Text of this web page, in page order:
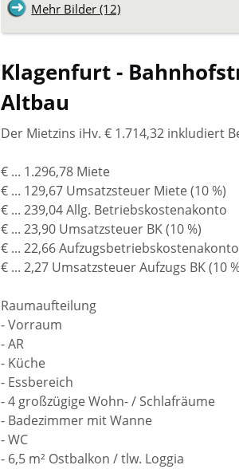
Mehr Bilder (12)
Klagenfurt -
Altbau
Der Mietzins iHv. € 1.714,32 inkludiert
€ ... 1.296,78 Miete
€ ... 129,67 Umsatzsteuer Miete (10 %)
€ ... 239,04 Allg. Betriebskostenakonto
€ ... 23,90 Umsatzsteuer BK (10 %)
€ ... 22,66 Aufzugsbetriebskostenakonto
€ ... 2,27 Umsatzsteuer Aufzugs BK (10
Raumaufteilung
- Vorraum
- AR
- Küche
- Essbereich
- 4 großzügige Wohn- / Schlafräume
- Badezimmer mit Wanne
- WC
- 6,5 m² Ostbalkon / tlw. Loggia